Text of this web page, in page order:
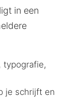
in een
typografie,
je schrijft en